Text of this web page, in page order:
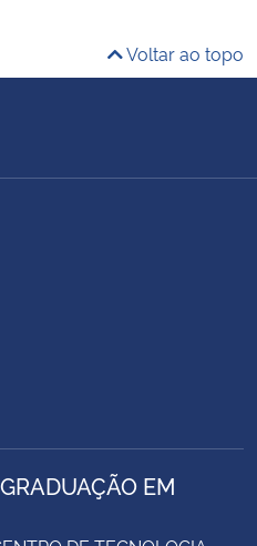
Voltar ao topo
EM